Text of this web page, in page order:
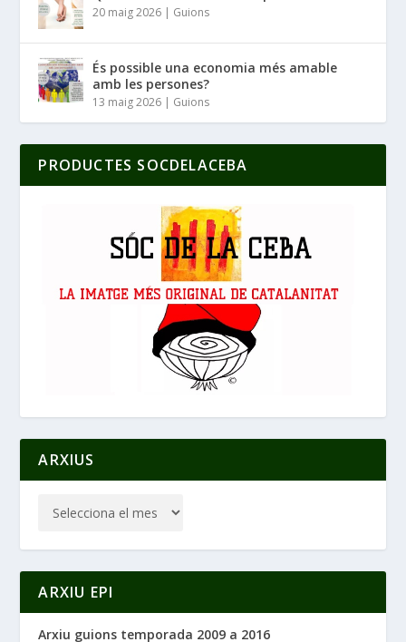
20 maig 2026 | Guions
És possible una economia més amable
amb les persones?
13 maig 2026 | Guions
PRODUCTES SOCDELACEBA
ARXIUS
ARXIU EPI
Arxiu guions temporada 2009 a 2016